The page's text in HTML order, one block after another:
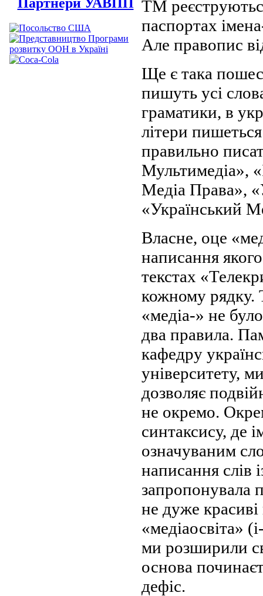
ТМ
паспортах
Але правопис
Ще є така
пишуть усі
граматики, в
літери
правильно
Мультимедіа»,
Медіа Права»,
«Український
Власне, оце
написання
текстах
кожному рядку.
«медіа-» не
два правила.
кафедру
університету,
дозволяє
не окремо.
синтаксису, де
означуваним
написання слів
запропонувала
не дуже
«медіаосвіта»
ми розширили
основа
дефіс.